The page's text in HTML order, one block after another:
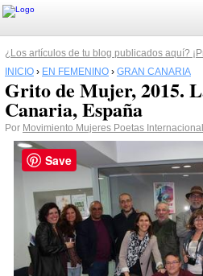
¿Los artículos de tu blog publicados aquí?
INICIO › EN FEMENINO › GRAN CANARIA
Grito de Mujer, 2015.
Canaria, España
Por Movimiento Mujeres Poetas
Save